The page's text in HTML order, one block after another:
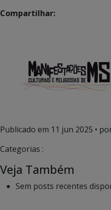
Compartilhar:
Publicado em 11 jun 2025 •
Categorias :
Veja Também
Sem posts recentes